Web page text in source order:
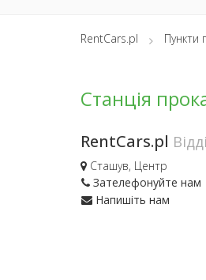
RentCars.pl Пункти
Станція
RentCars.pl
Сташув, Центр
Зателефонуйте нам
Напишіть нам